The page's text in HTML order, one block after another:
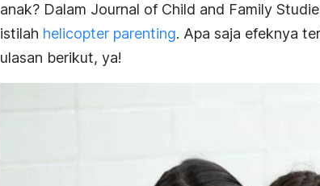
anak? Dalam Journal of Child and Family
istilah helicopter parenting. Apa saja efeknya
ulasan berikut, ya!